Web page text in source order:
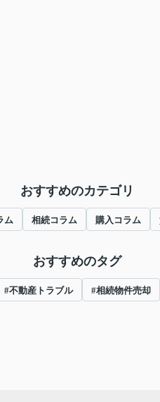
おすすめのカテゴリ
ム 相続コラム 購入コラム
おすすめのタグ
#不動産トラブル #相続物件売却